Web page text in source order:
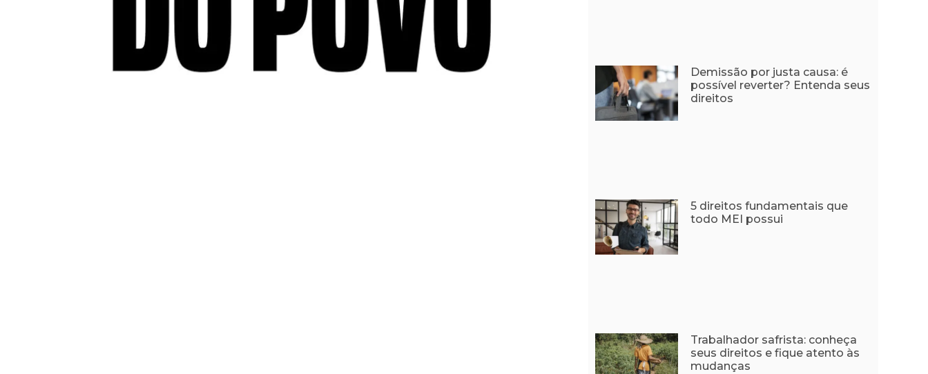
Demissão por justa causa: é
possível reverter? Entenda seus
direitos
5 direitos fundamentais que
todo MEI possui
Trabalhador safrista: conheça
seus direitos e fique atento às
mudanças